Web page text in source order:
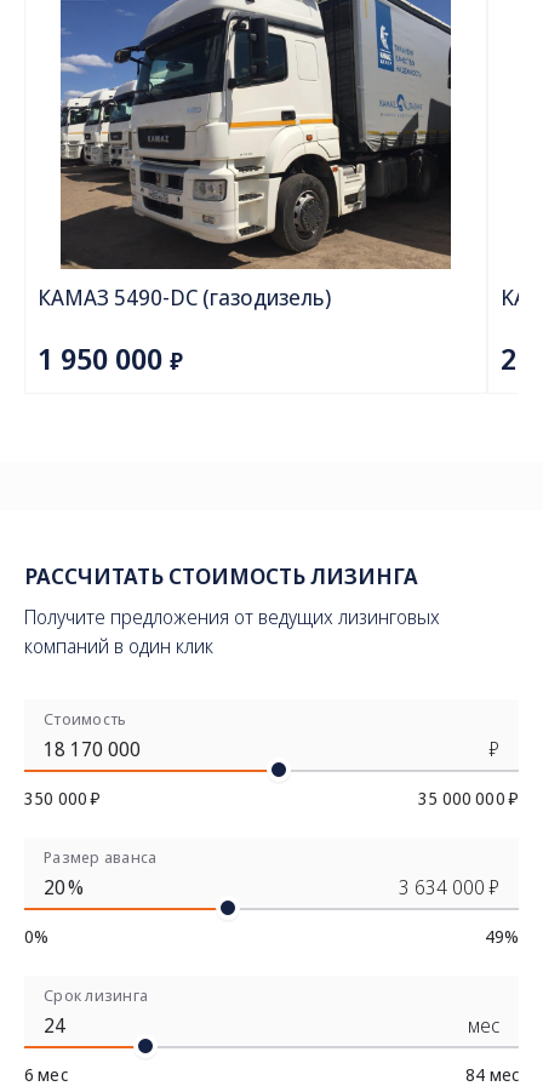
Мощность двигателя, л.с.
Топливный бак, л 700 + 600
Передаточное отношение главной передачи
Тип топлива Дизель
Высота ССУ 1100-1250
РАССЧИТАТЬ СТОИМОСТЬ ЛИЗИНГА
Получите предложения от ведущих лизинговых
компаний в один клик
Стоимость
₽
350 000 ₽ 35 000 000 ₽
Размер аванса
% 3 634 000 ₽
0% 49%
Срок лизинга
мес
6 мес 84 мес